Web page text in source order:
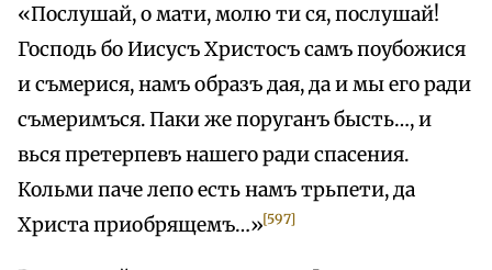
«Послушай, о мати, молю ти ся, послушай!
Господь бо Иисусъ Христосъ самъ поубожися
и съмерися, намъ образъ дая, да и мы его ради
съмеримъся. Паки же поруганъ бысть…, и
вься претерпевъ нашего ради спасения.
Кольми паче лепо есть намъ трьпети, да
Христа приобрящемъ…»[597]